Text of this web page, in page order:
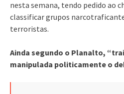
nesta semana, tendo pedido ao
classificar grupos
terroristas.
Ainda segundo o Planalto,
manipulada politicamente o